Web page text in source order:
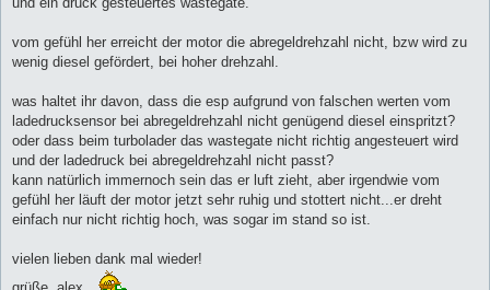
vom gefühl her erreicht der motor die abregeldrehzahl nicht, bzw wird zu
wenig diesel gefördert, bei hoher drehzahl.
was haltet ihr davon, dass die esp aufgrund von falschen werten vom
ladedrucksensor bei abregeldrehzahl nicht genügend diesel einspritzt?
oder dass beim turbolader das wastegate nicht richtig angesteuert wird
und der ladedruck bei abregeldrehzahl nicht passt?
kann natürlich immernoch sein das er luft zieht, aber irgendwie vom
gefühl her läuft der motor jetzt sehr ruhig und stottert nicht...er dreht
einfach nur nicht richtig hoch, was sogar im stand so ist.
vielen lieben dank mal wieder!